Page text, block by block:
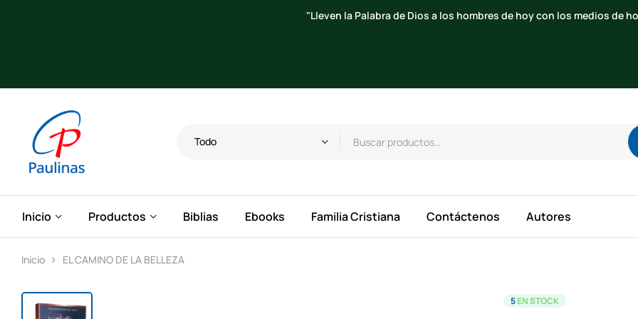
Beato S. Alberione
Todo
Inicio Productos Biblias Ebooks Familia Cristiana Contáctenos Autores
Inicio EL CAMINO DE LA BELLEZA
5EN STOCK